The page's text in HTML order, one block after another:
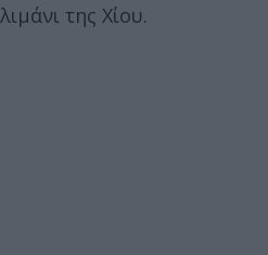
λιμάνι της Χίου.